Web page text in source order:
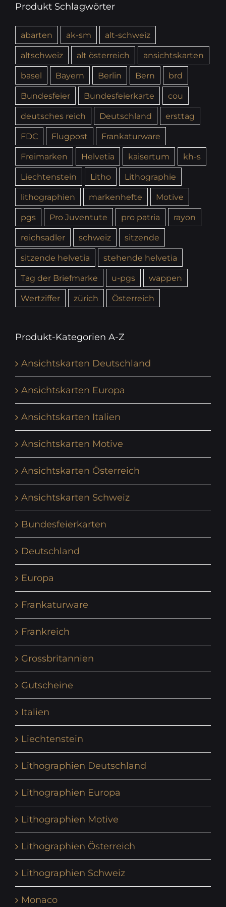
Produkt Schlagwörter
abarten ak-sm
alt-schweiz
altschweiz
alt österreich
ansichtskarten
basel
Bayern Berlin Bern
brd
Bundesfeier
Bundesfeierkarte
cou
deutsches reich
Deutschland
ersttag
FDC
Flugpost
Frankaturware
Freimarken
Helvetia kaisertum
kh-s
Liechtenstein
Litho
Lithographie
lithographien
markenhefte
Motive
pgs
Pro Juventute pro patria
rayon
reichsadler
schweiz
sitzende
sitzende helvetia
stehende helvetia
Tag der Briefmarke
u-pgs
wappen
Wertziffer
zürich Österreich
Produkt-Kategorien A-Z
Ansichtskarten Deutschland
Ansichtskarten Europa
Ansichtskarten Italien
Ansichtskarten Motive
Ansichtskarten Österreich
Ansichtskarten Schweiz
Bundesfeierkarten
Deutschland
Europa
Frankaturware
Frankreich
Grossbritannien
Gutscheine
Italien
Liechtenstein
Lithographien Deutschland
Lithographien Europa
Lithographien Motive
Lithographien Österreich
Lithographien Schweiz
Monaco